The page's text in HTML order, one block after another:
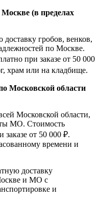
(в пределах
гробов, венков,
по Москве.
при заказе от 50 000
храм или на кладбище.
Московской области
Московской области,
МО. Стоимость
заказе от 50 000 ₽.
времени и
доставку
и МО с
и